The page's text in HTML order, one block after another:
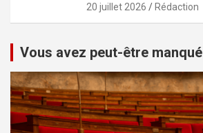
20 juillet 2026 Rédaction
Vous avez peut-être manqué